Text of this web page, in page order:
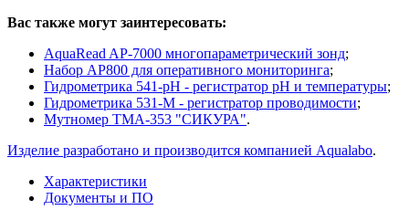
Вас также могут заинтересовать:
AquaRead AP-7000 многопараметрический зонд;
Набор AP800 для оперативного мониторинга;
Гидрометрика 541-pH - регистратор рН и температуры;
Гидрометрика 531-M - регистратор проводимости;
Мутномер ТМА-353 "СИКУРА".
Изделие разработано и производится компанией Aqualabo.
Характеристики
Документы и ПО